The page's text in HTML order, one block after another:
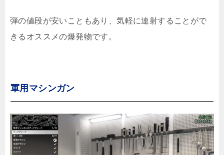
弾の値段が安いこともあり、気軽に連射することがで
きるオススメの爆発物です。
軍用マシンガン